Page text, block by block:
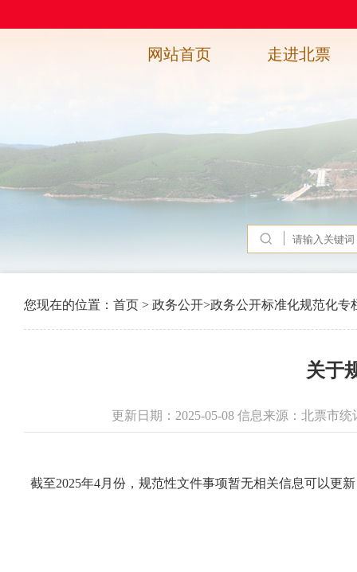
网站首页 走进北票
您现在的位置： 首页 > 政务公开>政务公开标准化规范化专
关于
更新日期：2025-05-08 信息来源：北票市
截至2025年4月份， 规范性文件事项暂无相关信息可以更